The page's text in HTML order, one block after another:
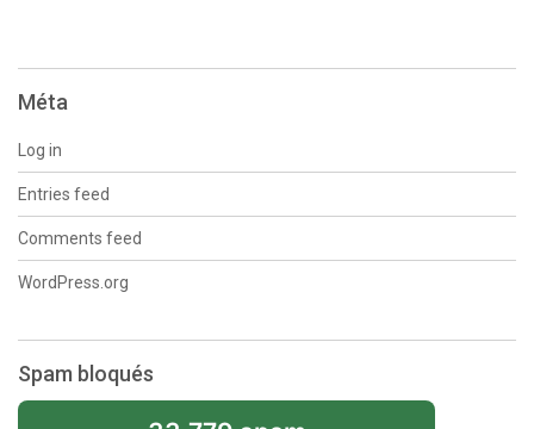
Méta
Log in
Entries feed
Comments feed
WordPress.org
Spam bloqués